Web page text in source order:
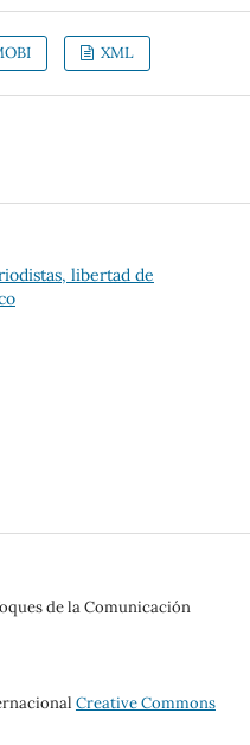
XML
libertad de
de la Comunicación
Creative Commons